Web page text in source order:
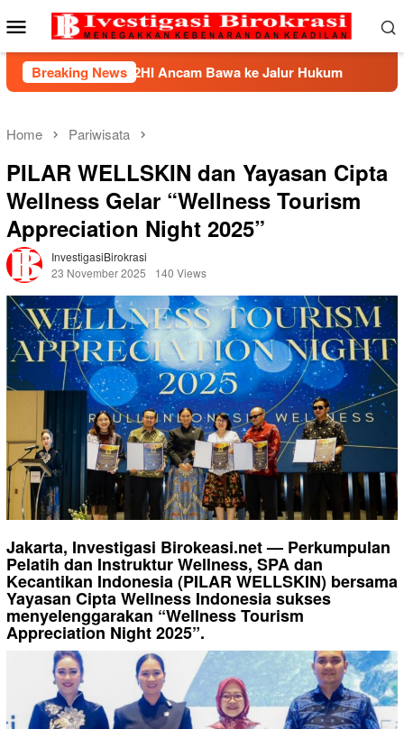
to
Mobile
Menu
Breaking News
Ancam Bawa ke Jalur Hukum Kemnaker
Home Pariwisata
PILAR WELLSKIN dan Yayasan Cipta
Wellness Gelar “Wellness Tourism
Appreciation Night 2025”
InvestigasiBirokrasi
23 November 2025
140 Views
Jakarta, Investigasi Birokeasi.net — Perkumpulan
Pelatih dan Instruktur Wellness, SPA dan
Kecantikan Indonesia (PILAR WELLSKIN) bersama
Yayasan Cipta Wellness Indonesia sukses
menyelenggarakan “Wellness Tourism
Appreciation Night 2025”.